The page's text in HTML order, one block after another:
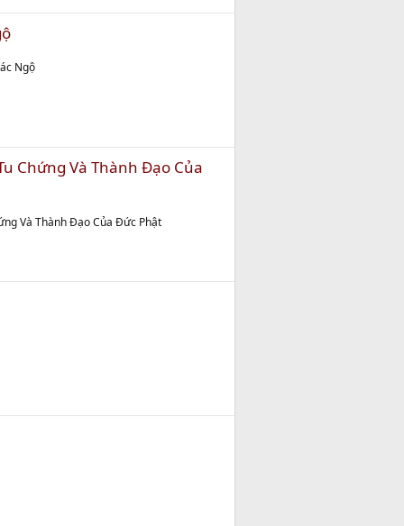
Ngộ
Chứng Và Thành Đạo Của
Và Thành Đạo Của Đức Phật